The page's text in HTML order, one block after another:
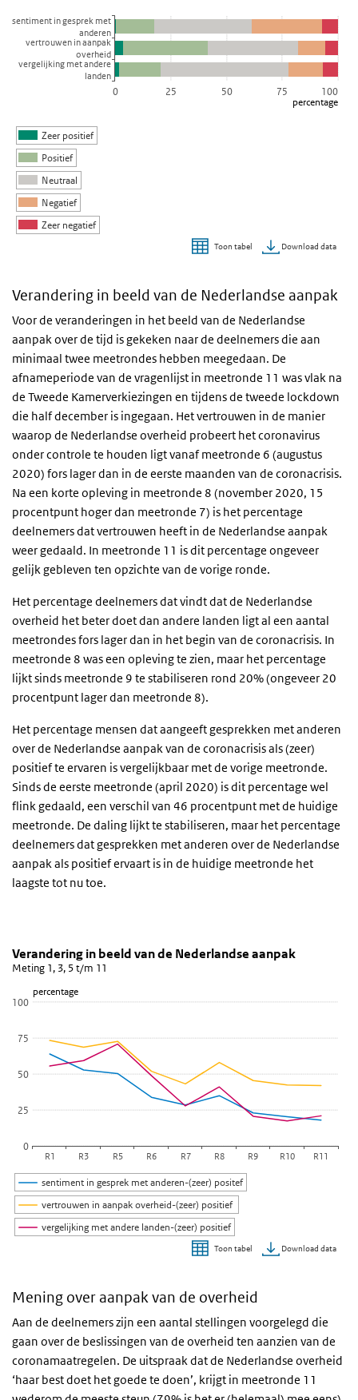
Bekijk als data tabel.
De grafiek heeft 1 X-as die categories weergeeft.
De grafiek heeft 1 Y-as die percentage weergeeft.
percentage
Zeer positief
Positief
Neutraal
Negatief
Zeer negatief
0 100
25 50 75
sentiment in gesprek met
anderen
vertrouwen in aanpak
overheid
vergelijking met andere
landen
Toon tabel Download data
Verandering in beeld van de Nederlandse aanpak
Voor de veranderingen in het beeld van de Nederlandse
aanpak over de tijd is gekeken naar de deelnemers die aan
minimaal twee meetrondes hebben meegedaan. De
afnameperiode van de vragenlijst in meetronde 11 was vlak na
de Tweede Kamerverkiezingen en tijdens de tweede lockdown
die half december is ingegaan. Het vertrouwen in de manier
waarop de Nederlandse overheid probeert het coronavirus
onder controle te houden ligt vanaf meetronde 6 (augustus
2020) fors lager dan in de eerste maanden van de coronacrisis.
Na een korte opleving in meetronde 8 (november 2020, 15
procentpunt hoger dan meetronde 7) is het percentage
deelnemers dat vertrouwen heeft in de Nederlandse aanpak
weer gedaald. In meetronde 11 is dit percentage ongeveer
gelijk gebleven ten opzichte van de vorige ronde.
Het percentage deelnemers dat vindt dat de Nederlandse
overheid het beter doet dan andere landen ligt al een aantal
meetrondes fors lager dan in het begin van de coronacrisis. In
meetronde 8 was een opleving te zien, maar het percentage
lijkt sinds meetronde 9 te stabiliseren rond 20% (ongeveer 20
procentpunt lager dan meetronde 8).
Het percentage mensen dat aangeeft gesprekken met anderen
over de Nederlandse aanpak van de coronacrisis als (zeer)
positief te ervaren is vergelijkbaar met de vorige meetronde.
Sinds de eerste meetronde (april 2020) is dit percentage wel
flink gedaald, een verschil van 46 procentpunt met de huidige
meetronde. De daling lijkt te stabiliseren, maar het percentage
deelnemers dat gesprekken met anderen over de Nederlandse
aanpak als positief ervaart is in de huidige meetronde het
laagste tot nu toe.
Verandering in vertrouwen
Sla de grafiek 'Verandering in beeld van de Nederlandse aanpak'
Verandering in beeld van de Nederlandse aanpak
Lijn grafiek met 3 lijnen.
Meting 1, 3, 5 t/m 11
De grafiek heeft 1 X-as die categories weergeeft.
De grafiek heeft 1 Y-as die percentage weergeeft.
percentage
Verandering in beeld van de Nederlandse aanpak
Meting 1, 3, 5 t/m 11
sentiment in gesprek met anderen-(zeer) positef
vertrouwen in aanpak overheid-(zeer) positief
vergelijking met andere landen-(zeer) positief
0
25
50
75
100
R1 R3 R5 R6 R7 R8 R9 R10 R11
Toon tabel Download data
Mening over aanpak van de overheid
Aan de deelnemers zijn een aantal stellingen voorgelegd die
gaan over de beslissingen van de overheid ten aanzien van de
coronamaatregelen. De uitspraak dat de Nederlandse overheid
‘haar best doet het goede te doen’, krijgt in meetronde 11